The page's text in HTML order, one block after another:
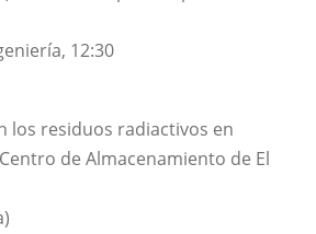
12:30
los residuos radiactivos en
de Almacenamiento de El